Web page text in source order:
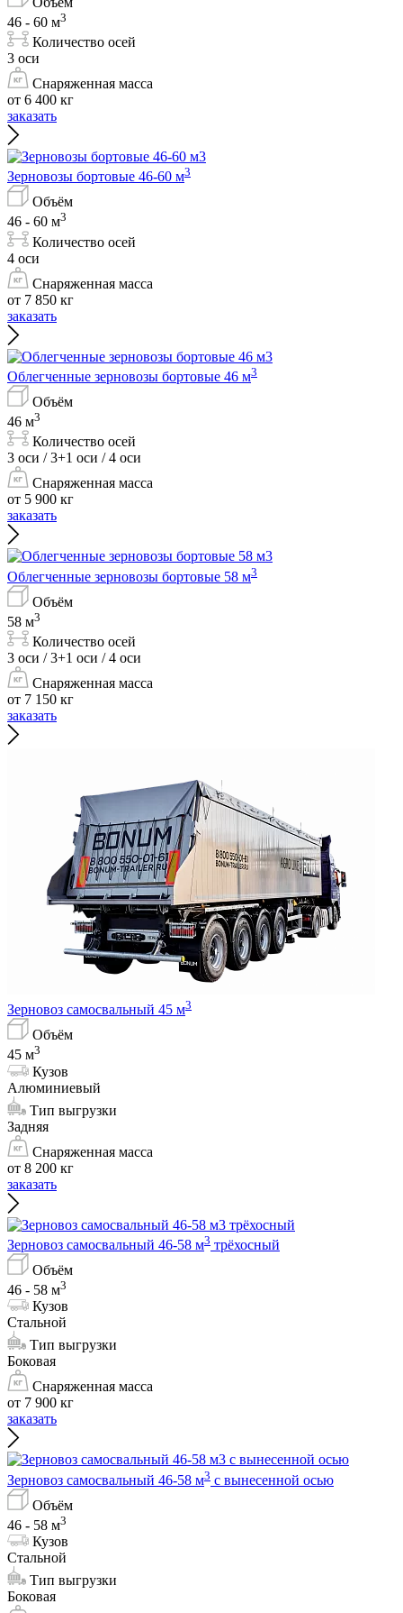
46 - 60 м3
Количество осей
3 оси
Снаряженная масса
от 6 400 кг
заказать
Зерновозы бортовые 46-60 м3
Объём
46 - 60 м3
Количество осей
4 оси
Снаряженная масса
от 7 850 кг
заказать
Облегченные зерновозы бортовые 46 м3
Объём
46 м3
Количество осей
3 оси / 3+1 оси / 4 оси
Снаряженная масса
от 5 900 кг
заказать
Облегченные зерновозы бортовые 58 м3
Объём
58 м3
Количество осей
3 оси / 3+1 оси / 4 оси
Снаряженная масса
от 7 150 кг
заказать
Зерновоз самосвальный 45 м3
Объём
45 м3
Кузов
Алюминиевый
Тип выгрузки
Задняя
Снаряженная масса
от 8 200 кг
заказать
Зерновоз самосвальный 46-58 м3 трёхосный
Объём
46 - 58 м3
Кузов
Стальной
Тип выгрузки
Боковая
Снаряженная масса
от 7 900 кг
заказать
Зерновоз самосвальный 46-58 м3 с вынесенной осью
Объём
46 - 58 м3
Кузов
Стальной
Тип выгрузки
Боковая